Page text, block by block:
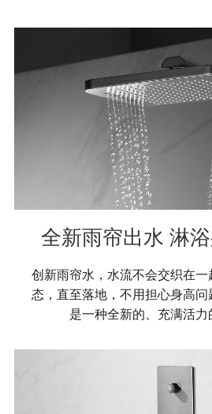
全新雨帘出水 淋
创新雨帘水，水流不会交织在
态，直至落地，不用担心身高问
是一种全新的、充满活力